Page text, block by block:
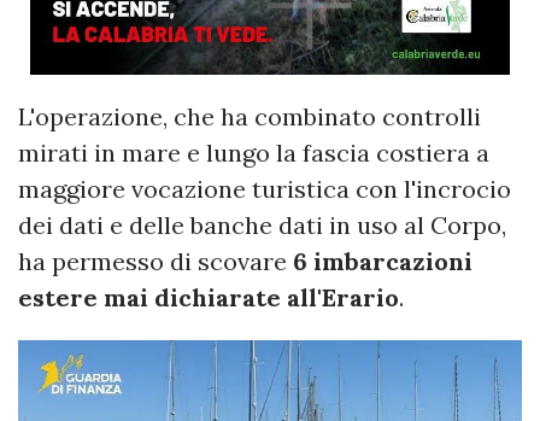
L'operazione, che ha combinato controlli
mirati in mare e lungo la fascia costiera a
maggiore vocazione turistica con l'incrocio
dei dati e delle banche dati in uso al Corpo,
ha permesso di scovare 6 imbarcazioni
estere mai dichiarate all'Erario.